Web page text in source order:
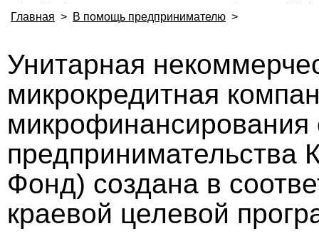
Главная > В помощь предпринимателю >
Унитарная
микрокредитная
микрофинансирования
предпринимательства
Фонд) создана в
краевой целевой